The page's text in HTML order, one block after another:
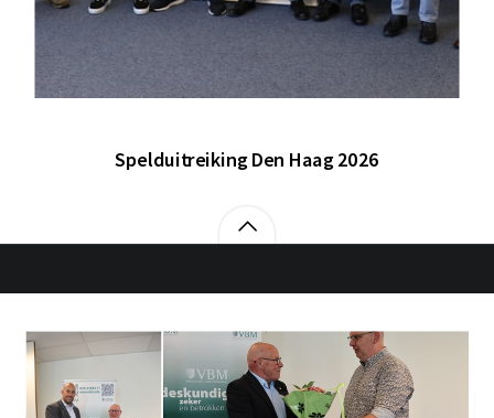
Spelduitreiking Den Haag 2026